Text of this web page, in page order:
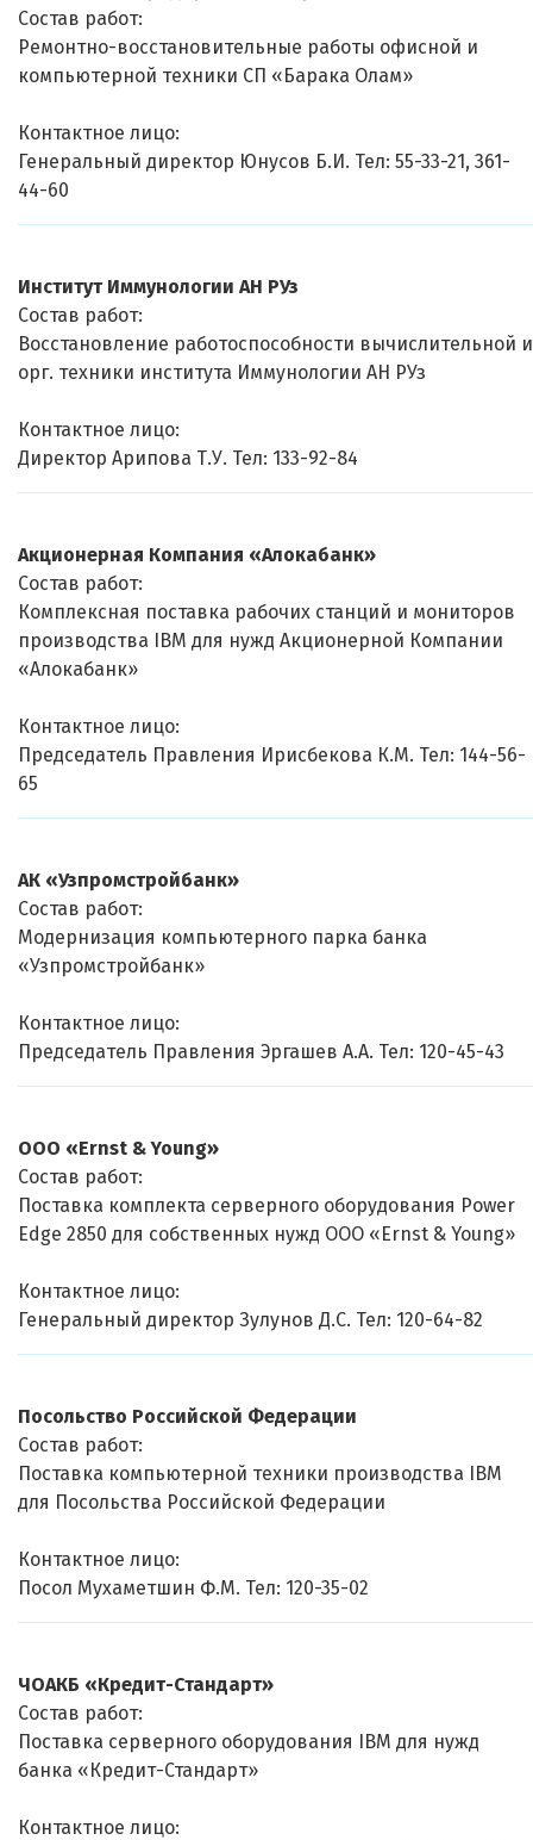
Состав работ:
Ремонтно-восстановительные работы офисной и
компьютерной техники СП «Барака Олам»
Контактное лицо:
Генеральный директор Юнусов Б.И. Тел: 55-33-21, 361-
44-60
Институт Иммунологии АН РУз
Состав работ:
Восстановление работоспособности вычислительной и
орг. техники института Иммунологии АН РУз
Контактное лицо:
Директор Арипова Т.У. Тел: 133-92-84
Акционерная Компания «Алокабанк»
Состав работ:
Комплексная поставка рабочих станций и мониторов
производства IBM для нужд Акционерной Компании
«Алокабанк»
Контактное лицо:
Председатель Правления Ирисбекова К.М. Тел: 144-56-
65
АК «Узпромстройбанк»
Состав работ:
Модернизация компьютерного парка банка
«Узпромстройбанк»
Контактное лицо:
Председатель Правления Эргашев А.А. Тел: 120-45-43
ООО «Ernst & Young»
Состав работ:
Поставка комплекта серверного оборудования Power
Edge 2850 для собственных нужд ООО «Ernst & Young»
Контактное лицо:
Генеральный директор Зулунов Д.С. Тел: 120-64-82
Посольство Российской Федерации
Состав работ:
Поставка компьютерной техники производства IBM
для Посольства Российской Федерации
Контактное лицо:
Посол Мухаметшин Ф.М. Тел: 120-35-02
ЧОАКБ «Кредит-Стандарт»
Состав работ:
Поставка серверного оборудования IBM для нужд
банка «Кредит-Стандарт»
Контактное лицо: